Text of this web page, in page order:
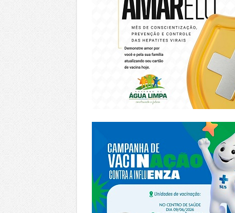
https://piracanjuba.go.gov.br/